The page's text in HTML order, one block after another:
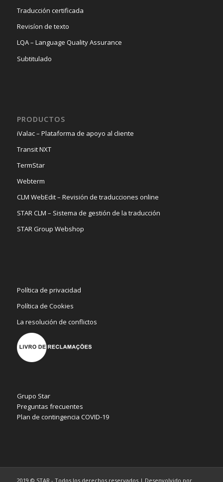
Traducción certificada
Revisíon de texto
LQA – Language Quality Assurance
Subtitulado
PRODUCTOS
iValac – Plataforma de apoyo al cliente
Transit NXT
TermStar
Webterm
CLM WebEdit – Revisión de traducciones online
STAR CLM – Sistema de gestión de la traducción
STAR Group Webshop
Política de privacidad
Política de Cookies
La resolución de conflictos
Grupo Star
Preguntas frecuentes
Plan de contingencia COVID-19
2019 © STAR - Todos los derechos reservados | Desenvolvido por